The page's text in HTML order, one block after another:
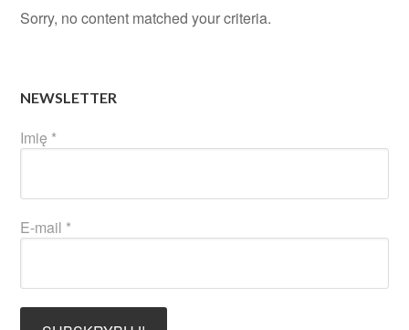
Sorry, no content matched your criteria.
NEWSLETTER
Imię *
E-mail *